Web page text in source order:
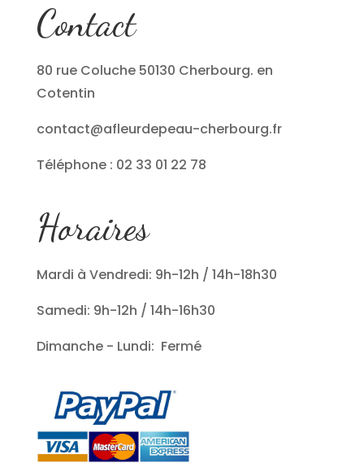
Contact
80 rue Coluche 50130 Cherbourg. en
Cotentin
contact@afleurdepeau-cherbourg.fr
Téléphone : 02 33 01 22 78
Horaires
Mardi à Vendredi: 9h-12h / 14h-18h30
Samedi: 9h-12h / 14h-16h30
Dimanche - Lundi: Fermé